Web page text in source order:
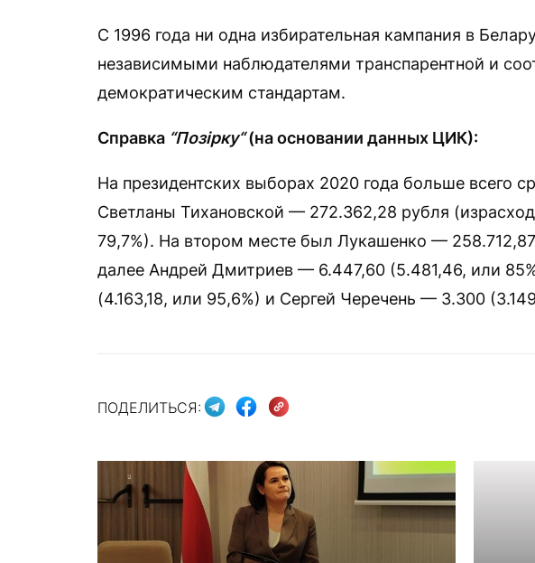
С 1996 года ни одна избирательная кампания в
независимыми наблюдателями транспарентной и
демократическим стандартам.
Справка “Позірку“(на основании данных ЦИК):
На президентских выборах 2020 года больше всего
Светланы Тихановской — 272.362,28 рубля
79,7%). На втором месте был Лукашенко —
далее Андрей Дмитриев — 6.447,60 (5.481,46, или
(4.163,18, или 95,6%) и Сергей Черечень — 3.300
ПОДЕЛИТЬСЯ: